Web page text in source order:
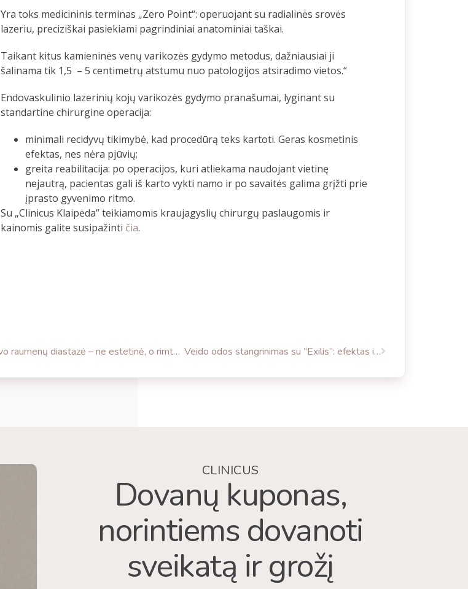
Yra toks medicininis terminas „Zero Point“: operuojant su radialinės srovės
lazeriu, preciziškai pasiekiami pagrindiniai anatominiai taškai.
Taikant kitus kamieninės venų varikozės gydymo metodus, dažniausiai ji
šalinama tik 1,5 – 5 centimetrų atstumu nuo patologijos atsiradimo vietos.“
Endovaskulinio lazerinių kojų varikozės gydymo pranašumai, lyginant su
standartine chirurgine operacija:
minimali recidyvų tikimybė, kad procedūrą teks kartoti. Geras kosmetinis
efektas, nes nėra pjūvių;
greita reabilitacija: po operacijos, kuri atliekama naudojant vietinę
nejautrą, pacientas gali iš karto vykti namo ir po savaitės galima grįžti prie
įprasto gyvenimo ritmo.
Su „Clinicus Klaipėda” teikiamomis kraujagyslių chirurgų paslaugomis ir
kainomis galite susipažinti čia.
Pilvo raumenų diastazė – ne estetinė, o rimta sveikatos problema Veido odos stangrinimas su “Exilis”: efektas išlieka iki 2 metų
CLINICUS
Dovanų kuponas,
norintiems dovanoti
sveikatą ir grožį